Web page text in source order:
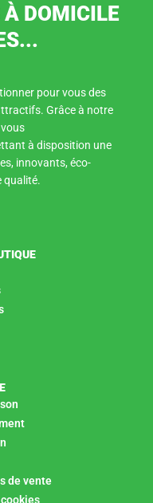
À DOMICILE
pour vous des
Grâce à notre
à disposition une
innovants, éco-
qualité.
de vente